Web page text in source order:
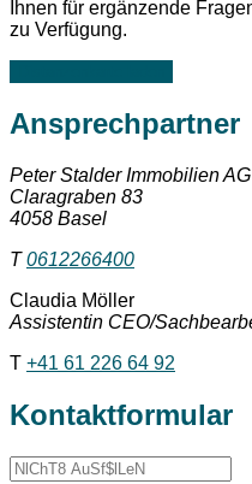
Ihnen für ergänzende
zu Verfügung.
Ansprechpartner
Peter Stalder Immobilien AG
Claragraben 83
4058 Basel
T0612266400
Claudia Möller
Assistentin CEO/
T +41 61 226 64 92
Kontaktformular